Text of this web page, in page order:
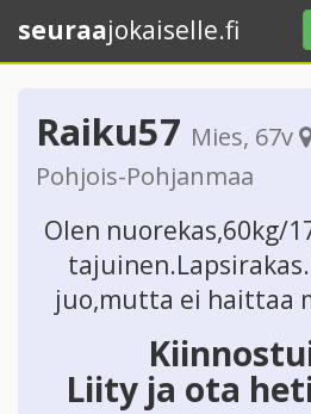
seuraajokaiselle.fi
Raiku57 Mies, 67v
Pohjois-Pohjanmaa
Olen nuorekas,60kg/
juo,mutta ei haittaa
Liity ja ota